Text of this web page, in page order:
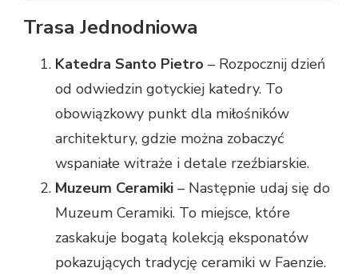
Trasa Jednodniowa
Katedra Santo Pietro – Rozpocznij dzień
od odwiedzin gotyckiej katedry. To
obowiązkowy punkt dla miłośników
architektury, gdzie można zobaczyć
wspaniałe witraże i detale rzeźbiarskie.
Muzeum Ceramiki – Następnie udaj się do
Muzeum Ceramiki. To miejsce, które
zaskakuje bogatą kolekcją eksponatów
pokazujących tradycję ceramiki w Faenzie.